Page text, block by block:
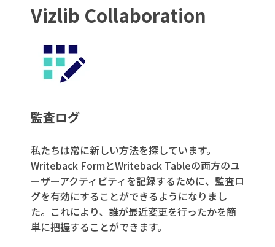
Vizlib Collaboration
監査ログ
私たちは常に新しい方法を探しています。
Writeback FormとWriteback Tableの両方のユ
ーザーアクティビティを記録するために、監査ロ
グを有効にすることができるようになりまし
た。これにより、誰が最近変更を行ったかを簡
単に把握することができます。